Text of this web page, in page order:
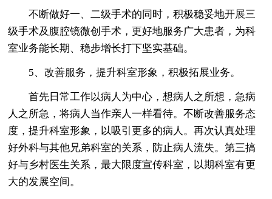
不断做好一、二级手术的同时，积极稳妥地开展三
级手术及腹腔镜微创手术，更好地服务广大患者，为科
室业务能长期、稳步增长打下坚实基础。
5、改善服务，提升科室形象，积极拓展业务。
首先日常工作以病人为中心，想病人之所想，急病
人之所急，将病人当作亲人一样看待。不断改善服务态
度，提升科室形象，以吸引更多的病人。再次认真处理
好外科与其他兄弟科室的关系，防止病人流失。第三搞
好与乡村医生关系，最大限度宣传科室，以期科室有更
大的发展空间。